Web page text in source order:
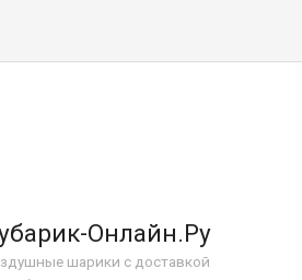
Онлайн.Ру
шарики с доставкой